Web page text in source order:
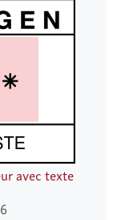
avec texte